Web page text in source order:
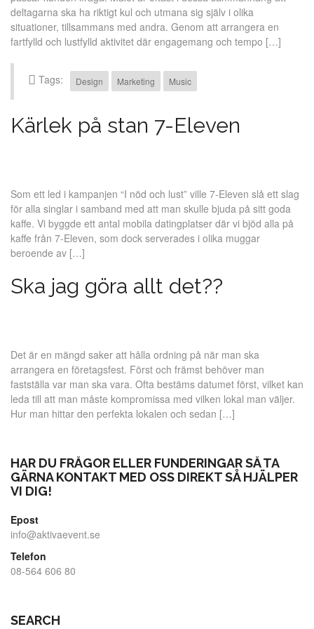
deltagarna ska ha riktigt kul och utmana sig själv i olika
situationer, tillsammans med andra. Genom att arrangera en
fartfylld och lustfylld aktivitet där engagemang och tempo […]
Tags: Design Marketing Music
Kärlek på stan 7-Eleven
Som ett led i kampanjen “I nöd och lust” ville 7-Eleven slå ett slag
för alla singlar i samband med att man skulle bjuda på sitt goda
kaffe. Vi byggde ett antal mobila datingplatser där vi bjöd alla på
kaffe från 7-Eleven, som dock serverades i olika muggar
beroende av […]
Ska jag göra allt det??
Det är en mängd saker att hålla ordning på när man ska
arrangera en företagsfest. Först och främst behöver man
fastställa var man ska vara. Ofta bestäms datumet först, vilket kan
leda till att man måste kompromissa med vilken lokal man väljer.
Hur man hittar den perfekta lokalen och sedan […]
HAR DU FRÅGOR ELLER FUNDERINGAR SÅ TA
GÄRNA KONTAKT MED OSS DIREKT SÅ HJÄLPER
VI DIG!
Epost
info@aktivaevent.se
Telefon
08-564 606 80
SEARCH